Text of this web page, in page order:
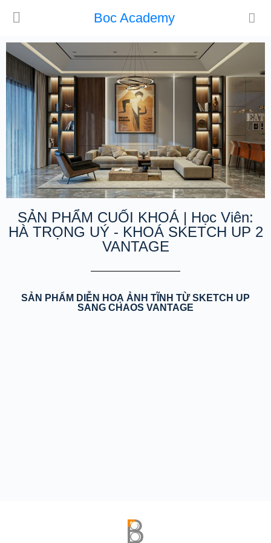
Boc Academy
SẢN PHẨM CUỐI KHOÁ | Học Viên:
HÀ TRỌNG UÝ - KHOÁ SKETCH UP 2
VANTAGE
SẢN PHẨM DIỄN HOẠ ẢNH TĨNH TỪ SKETCH UP
SANG CHAOS VANTAGE